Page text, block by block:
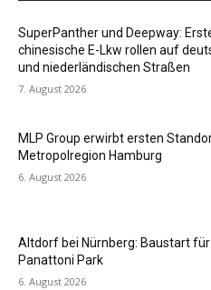
SuperPanther und Deepway:
chinesische E-Lkw rollen auf
und niederländischen Straßen
7. August 2026
MLP Group erwirbt ersten
Metropolregion Hamburg
6. August 2026
Altdorf bei Nürnberg: Baustart
Panattoni Park
6. August 2026